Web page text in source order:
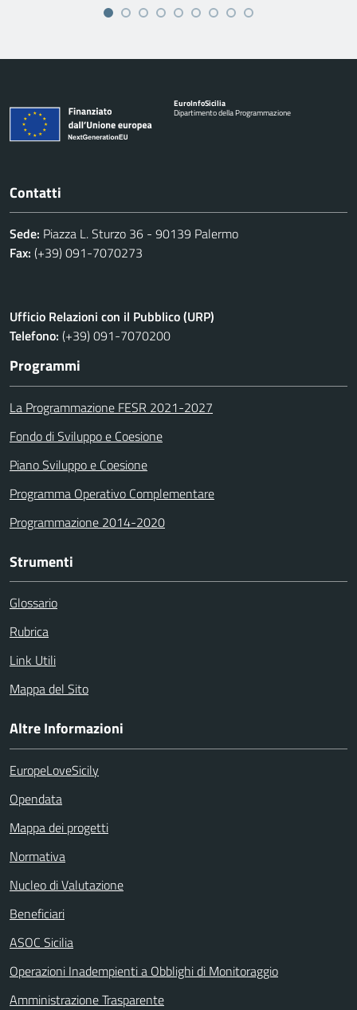
EuroInfoSicilia
Dipartimento della Programmazione
Contatti
Sede: Piazza L. Sturzo 36 - 90139 Palermo
Fax: (+39) 091-7070273
Ufficio Relazioni con il Pubblico (URP)
Telefono: (+39) 091-7070200
Programmi
La Programmazione FESR 2021-2027
Fondo di Sviluppo e Coesione
Piano Sviluppo e Coesione
Programma Operativo Complementare
Programmazione 2014-2020
Strumenti
Glossario
Rubrica
Link Utili
Mappa del Sito
Altre Informazioni
EuropeLoveSicily
Opendata
Mappa dei progetti
Normativa
Nucleo di Valutazione
Beneficiari
ASOC Sicilia
Operazioni Inadempienti a Obblighi di Monitoraggio
Amministrazione Trasparente